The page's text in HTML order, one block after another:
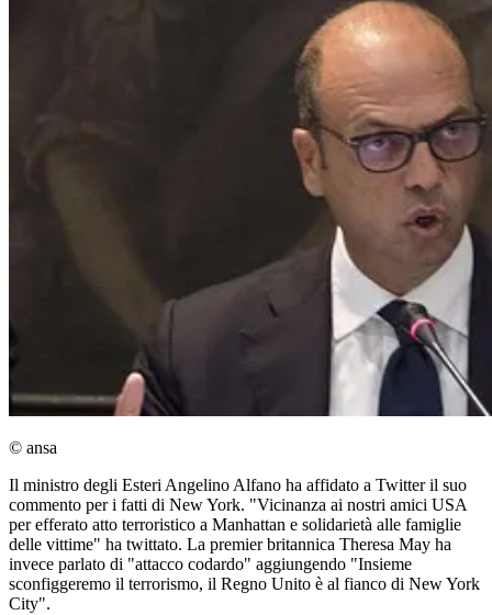
© ansa
Il ministro degli Esteri Angelino Alfano ha affidato a Twitter il suo
commento per i fatti di New York. "Vicinanza ai nostri amici USA
per efferato atto terroristico a Manhattan e solidarietà alle famiglie
delle vittime" ha twittato. La premier britannica Theresa May ha
invece parlato di "attacco codardo" aggiungendo "Insieme
sconfiggeremo il terrorismo, il Regno Unito è al fianco di New York
City".